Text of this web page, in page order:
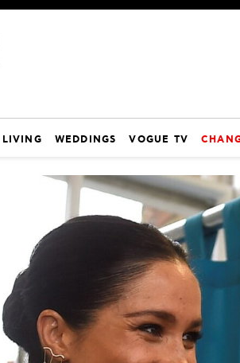
LIVING WEDDINGS VOGUE TV